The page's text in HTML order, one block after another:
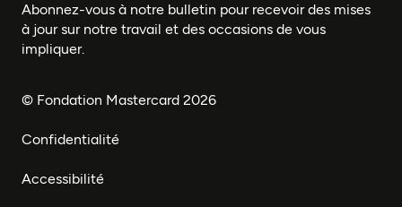
Abonnez-vous à notre bulletin pour recevoir des mises
à jour sur notre travail et des occasions de vous
impliquer.
© Fondation Mastercard 2026
Confidentialité
Accessibilité